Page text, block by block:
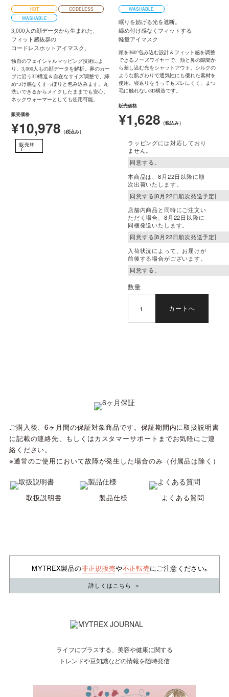
HOT
CODELESS
WASHABLE
3,000人の顔データから生まれた、
フィット感抜群の
コードレスホットアイマスク。
独自のフェイシャルマッピング技術によ
り、3,000人もの顔データを解析。鼻のカー
ブに沿う3D構造＆自在なサイズ調整で、締
めつけ感なくすっぽりと包み込みます。丸
洗いできるからメイクしたままでも安心。
ネックウォーマーとしても使用可能。
販売価格
¥10,978 （税込み）
販売終
了
WASHABLE
眠りを妨げる光を遮断。
締め付け感なくフィットする
軽量アイマスク
頭を360°包み込む設計＆フィット感を調整
できるノーズワイヤーで、頬と鼻の隙間か
ら差し込む光をシャットアウト。シルクの
ような肌ざわりで通気性にも優れた素材を
使用。寝返りをうってもズレにくく、まつ
毛に触れない3D構造です。
販売価格
¥1,628 （税込み）
ラッピングには対応しており
ません。
本商品は、8月22日以降に順
次出荷いたします。
店舗内商品と同時にご注文い
ただく場合、8月22日以降に
同梱発送いたします。
入荷状況によって、お届けが
前後する場合がございます。
数量
カートへ
ご購入後、6ヶ月間の保証対象商品です。保証期間内に取扱説明書
に記載の連絡先、もしくはカスタマーサポートまでお気軽にご連
絡ください。
※通常のご使用において故障が発生した場合のみ（付属品は除く）
取扱説明書 製品仕様 よくある質問
MYTREX製品の非正規販売や不正転売にご注意ください｡
詳しくはこちら ＞
ライフにプラスする、美容や健康に関する
トレンドや豆知識などの情報を随時発信